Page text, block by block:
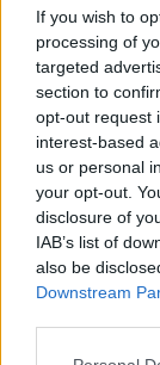
If you wish to
processing of
targeted
section to
opt-out request
interest-based
us or personal
your opt-out.
disclosure of
IAB’s list of
also be
Downstream